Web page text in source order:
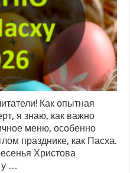
Как опытная
я знаю, как важно
меню, особенно
празднике, как Пасха.
Христова
у …